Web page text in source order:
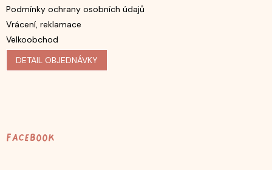
Podmínky ochrany osobních údajů
Vrácení, reklamace
Velkoobchod
DETAIL OBJEDNÁVKY
Facebook